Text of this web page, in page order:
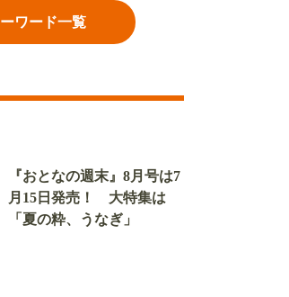
ワード一覧
『おとなの週末』8月号は7
月15日発売！ 大特集は
「夏の粋、うなぎ」